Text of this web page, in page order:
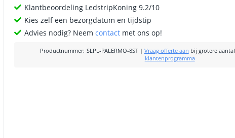
Klantbeoordeling LedstripKoning 9.2/10
Kies zelf een bezorgdatum en tijdstip
Advies nodig? Neemcontact met ons op!
Productnummer: SLPL-PALERMO-8ST| Vraag offerte aan bij grotere
klantenprogramma